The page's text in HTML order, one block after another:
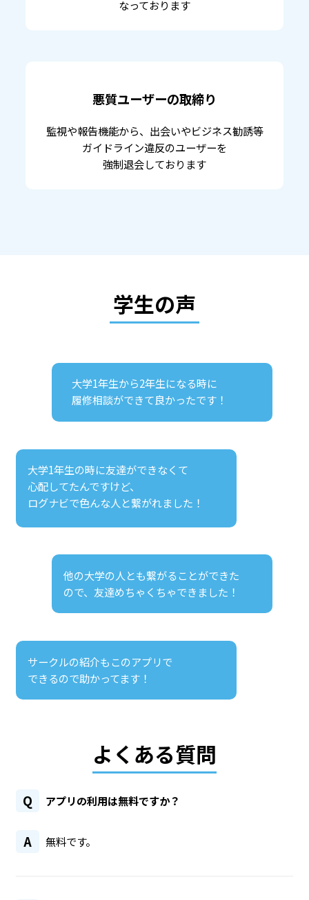
なっております
悪質ユーザーの取締り
監視や報告機能から、出会いやビジネス勧誘等
ガイドライン違反のユーザーを
強制退会しております
学生の声
大学1年生から2年生になる時に
履修相談ができて良かったです！
大学1年生の時に友達ができなくて
心配してたんですけど、
ログナビで色んな人と繋がれました！
他の大学の人とも繋がることができた
ので、友達めちゃくちゃできました！
サークルの紹介もこのアプリで
できるので助かってます！
よくある質問
Q アプリの利用は無料ですか？
A 無料です。